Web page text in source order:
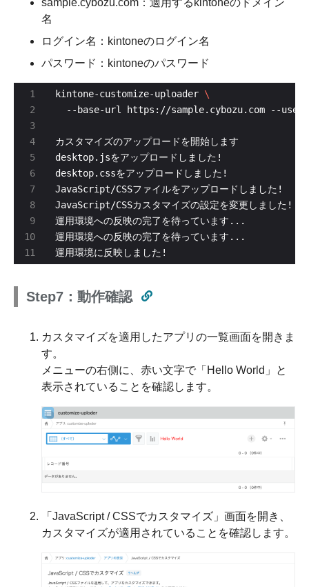
名
ログイン名：kintoneのログイン名
パスワード：kintoneのパスワード
3
4
5
6
7
8
9
10
kintone-customize-uploader
運用環境に反映しました!
Step7：動作確認
カスタマイズを適用したアプリの一覧画面を開きま
す。
メニューの右側に、赤い文字で「Hello World」と
表示されていることを確認します。
「JavaScript / CSSでカスタマイズ」画面を開き、
カスタマイズが適用されていることを確認します。